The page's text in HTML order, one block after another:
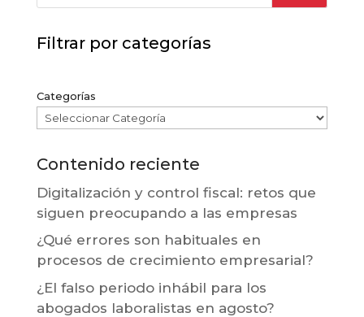
Filtrar por categorías
Categorías
Contenido reciente
Digitalización y control fiscal: retos que
siguen preocupando a las empresas
¿Qué errores son habituales en
procesos de crecimiento empresarial?
¿El falso periodo inhábil para los
abogados laboralistas en agosto?